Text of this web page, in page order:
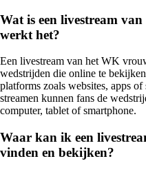
Wat is een livestream
werkt het?
Een livestream van het WK
wedstrijden die online te
platforms zoals websites, apps
streamen kunnen fans de
computer, tablet of smartphone.
Waar kan ik een
vinden en bekijken?